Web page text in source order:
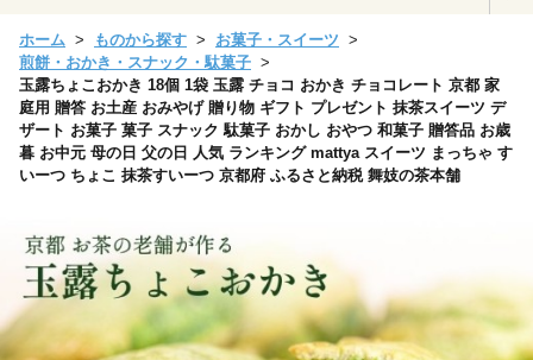
ホーム ものから探す
お菓子・スイーツ
煎餅・おかき・スナック・駄菓子
玉露ちょこおかき 18個 1袋 玉露 チョコ おかき チョコレート 京都 家
庭用 贈答 お土産 おみやげ 贈り物 ギフト プレゼント 抹茶スイーツ デ
ザート お菓子 菓子 スナック 駄菓子 おかし おやつ 和菓子 贈答品 お歳
暮 お中元 母の日 父の日 人気 ランキング mattya スイーツ まっちゃ す
いーつ ちょこ 抹茶すいーつ 京都府 ふるさと納税 舞妓の茶本舗